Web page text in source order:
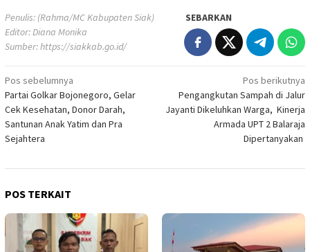
Penulis: (Rahma/MC Kabupaten Siak)
Editor: Diana Monika
Sumber:https://siakkab.go.id/
SEBARKAN
Navigasi
pos
Pos sebelumnya
Partai Golkar Bojonegoro, Gelar
Cek Kesehatan, Donor Darah,
Santunan Anak Yatim dan Pra
Sejahtera
Pos berikutnya
Pengangkutan Sampah di Jalur
Jayanti Dikeluhkan Warga, Kinerja
Armada UPT 2 Balaraja
Dipertanyakan
POS TERKAIT